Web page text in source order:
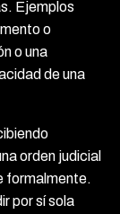
Ejemplos
o
o una
de una
orden judicial
formalmente.
por sí sola